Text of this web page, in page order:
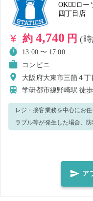
OK🙆‍♀️ロ
四丁目店
約 4,740 円(
13:00 〜 17:00
コンビニ
大阪府大東市三箇４丁
学研都市線野崎駅徒
レジ・接客業務を中心にお任せします ※就業中、万
ラブル等が発生した場合、
決定された方へ：キャンセ
店での就業が難しいと判断
れる場合があります。 【ご注意】 ・就業態度などから店舗の運営に支
障をきたすと判断した場合
ア